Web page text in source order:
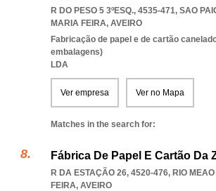
R DO PESO 5 3ºESQ., 4535-471, SAO
MARIA FEIRA, AVEIRO
Fabricação de papel e de cartão
embalagens)
LDA
Ver empresa Ver no Mapa
Matches in the search for:
Fábrica De Papel E Cartão Da
R DA ESTAÇÃO 26, 4520-476, RIO
FEIRA, AVEIRO